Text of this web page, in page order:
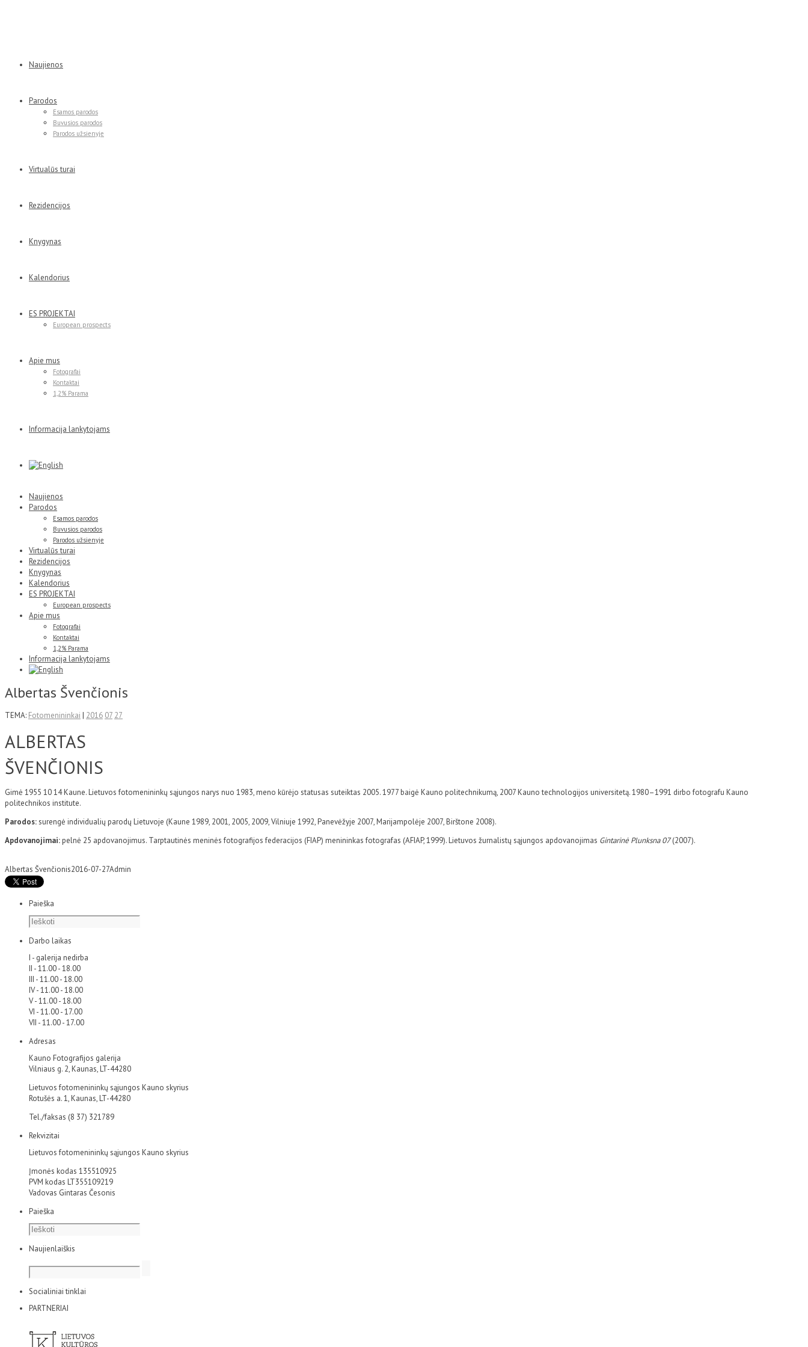
Naujienos
Parodos
Esamos parodos
Buvusios parodos
Parodos užsienyje
Virtualūs turai
Rezidencijos
Knygynas
Kalendorius
ES PROJEKTAI
European prospects
Apie mus
Fotografai
Kontaktai
1,2% Parama
Informacija lankytojams
Naujienos
Parodos
Esamos parodos
Buvusios parodos
Parodos užsienyje
Virtualūs turai
Rezidencijos
Knygynas
Kalendorius
ES PROJEKTAI
European prospects
Apie mus
Fotografai
Kontaktai
1,2% Parama
Informacija lankytojams
Albertas Švenčionis
TEMA: Fotomenininkai | 2016 07 27
ALBERTAS
ŠVENČIONIS
Gimė 1955 10 14 Kaune. Lietuvos fotomenininkų sąjungos narys nuo 1983, meno kūrėjo statusas suteiktas 2005. 1977 baigė Kauno politechnikumą, 2007 Kauno technologijos universitetą. 1980–1991 dirbo fotografu Kauno
politechnikos institute.
Parodos:surengė individualių parodų Lietuvoje (Kaune 1989, 2001, 2005, 2009, Vilniuje 1992, Panevėžyje 2007, Marijampolėje 2007, Birštone 2008).
Apdovanojimai:pelnė 25 apdovanojimus. Tarptautinės meninės fotografijos federacijos (FIAP) menininkas fotografas (AFIAP, 1999). Lietuvos žurnalistų sąjungos apdovanojimas Gintarinė Plunksna 07(2007).
Albertas Švenčionis2016-07-27Admin
Paieška
Darbo laikas
I - galerija nedirba
II - 11.00 - 18.00
III - 11.00 - 18.00
IV - 11.00 - 18.00
V - 11.00 - 18.00
VI - 11.00 - 17.00
VII - 11.00 - 17.00
Adresas
Kauno Fotografijos galerija
Vilniaus g. 2, Kaunas, LT-44280
Lietuvos fotomenininkų sąjungos Kauno skyrius
Rotušės a. 1, Kaunas, LT-44280
Tel./faksas (8 37) 321789
Rekvizitai
Lietuvos fotomenininkų sąjungos Kauno skyrius
Įmonės kodas 135510925
PVM kodas LT355109219
Vadovas Gintaras Česonis
Paieška
Naujienlaiškis
Socialiniai tinklai
PARTNERIAI